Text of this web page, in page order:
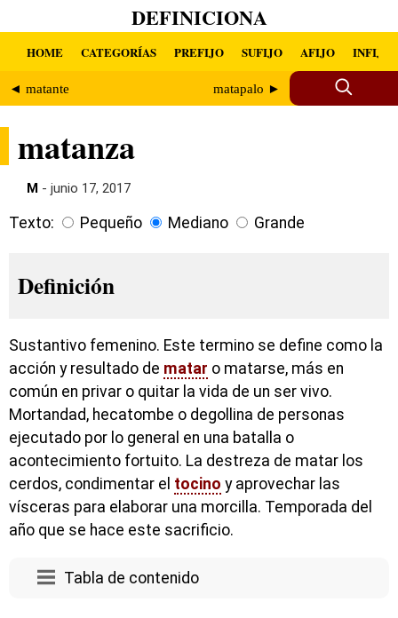
DEFINICIONA
HOME CATEGORÍAS PREFIJO SUFIJO AFIJO INFIJO
◄ matante matapalo ►
matanza
M - junio 17, 2017
Texto: Pequeño Mediano Grande
Definición
Sustantivo femenino. Este termino se define como la
acción y resultado de matar o matarse, más en
común en privar o quitar la vida de un ser vivo.
Mortandad, hecatombe o degollina de personas
ejecutado por lo general en una batalla o
acontecimiento fortuito. La destreza de matar los
cerdos, condimentar el tocino y aprovechar las
vísceras para elaborar una morcilla. Temporada del
año que se hace este sacrificio.
Tabla de contenido